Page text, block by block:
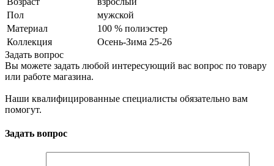
Пол
мужской
Материал
100 % полиэстер
Коллекция
Осень-Зима 25-26
Задать вопрос
Вы можете задать любой интересующий вас вопрос по товару
или работе магазина.
Наши квалифицированные специалисты обязательно вам
помогут.
Задать вопрос